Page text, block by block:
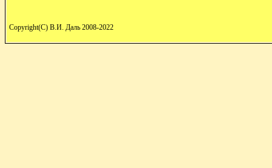
Copyright(C) В.И. Даль 2008-2022